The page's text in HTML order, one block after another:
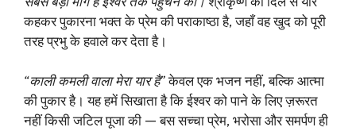
कहकर पुकारना भक्त के प्रेम की पराकाष्ठा है, जहाँ वह खुद को पूरी
तरह प्रभु के हवाले कर देता है।
“काली कमली वाला मेरा यार है”केवल एक भजन नहीं, बल्कि आत्मा
की पुकार है। यह हमें सिखाता है कि ईश्वर को पाने के लिए ज़रूरत
नहीं किसी जटिल पूजा की — बस सच्चा प्रेम, भरोसा और समर्पण ही